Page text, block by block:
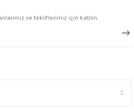
ve tekliflerimiz için katılın.